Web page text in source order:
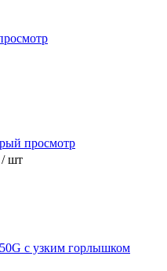
просмотр
/ шт